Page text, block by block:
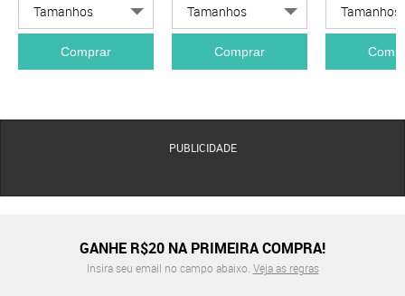
Comprar Comprar
PUBLICIDADE
GANHE R$20 NA PRIMEIRA COMPRA!
Insira seu email no campo abaixo. Veja as regras